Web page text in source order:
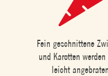
Fein geschnittene
und Karotten werden
leicht